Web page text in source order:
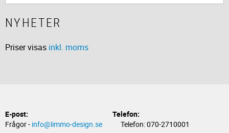
NYHETER
Priser visas inkl. moms
E-post:
Telefon:
Frågor - info@limmo-design.se Telefon: 070-2710001